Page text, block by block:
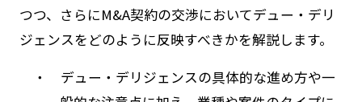
つつ、さらにM&A契約の交渉においてデュー・デリ
ジェンスをどのように反映すべきかを解説します。
・ デュー・デリジェンスの具体的な進め方や一